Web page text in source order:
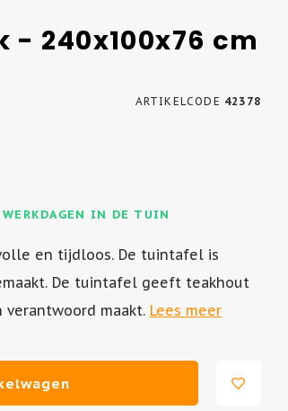
240x100x76 cm
ARTIKELCODE 42378
IN DE TUIN
en tijdloos. De tuintafel is
De tuintafel geeft teakhout
maakt. Lees meer